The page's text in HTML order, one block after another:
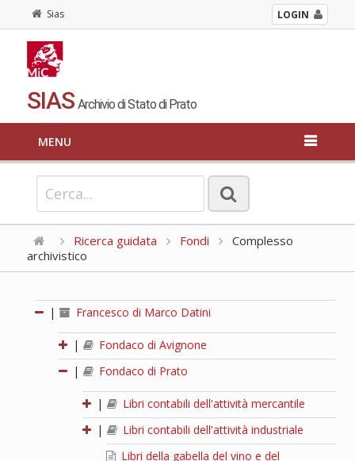
Sias LOGIN
SIAS Archivio di Stato di Prato
MENU
Ricerca guidata Fondi
Complesso
archivistico
| Francesco di Marco Datini
|
Fondaco di Avignone
|
Fondaco di Prato
|
Libri contabili dell'attività mercantile
|
Libri contabili dell'attività industriale
Libri della gabella del vino e del